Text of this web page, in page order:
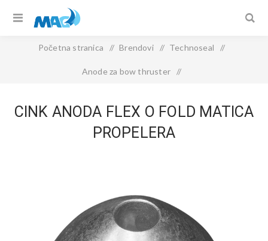
Početna stranica / Brendovi / Technoseal /
Anode za bow thruster /
CINK ANODA FLEX O FOLD MATICA
PROPELERA